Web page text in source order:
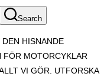
Search
HISNANDE
FÖR MOTORCYKLAR
VI GÖR. UTFORSKA